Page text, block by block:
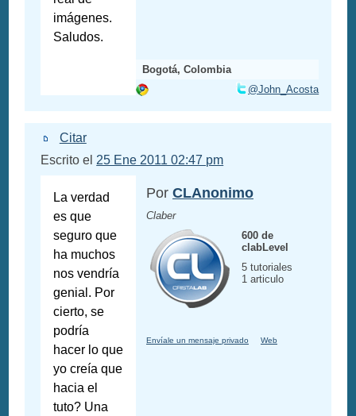
imágenes.
Saludos.
Bogotá, Colombia
@John_Acosta
Citar
Escrito el 25 Ene 2011 02:47 pm
La verdad
es que
seguro que
ha muchos
nos vendría
genial. Por
cierto, se
podría
hacer lo que
yo creía que
hacia el
tuto? Una
Por CLAnonimo
Claber
600 de
clabLevel
5 tutoriales
1 articulo
Envíale un mensaje privado Web